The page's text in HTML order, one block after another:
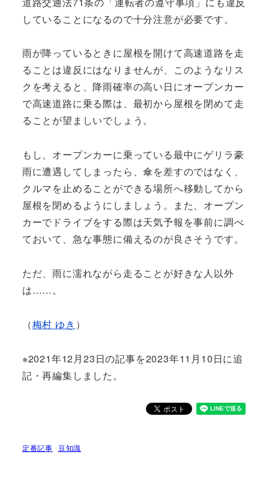
していることになるので十分注意が必要です。
雨が降っているときに屋根を開けて高速道路を走
ることは違反にはなりませんが、このようなリス
クを考えると、降雨確率の高い日にオープンカー
で高速道路に乗る際は、最初から屋根を閉めて走
ることが望ましいでしょう。
もし、オープンカーに乗っている最中にゲリラ豪
雨に遭遇してしまったら、傘を差すのではなく、
クルマを止めることができる場所へ移動してから
屋根を閉めるようにしましょう。また、オープン
カーでドライブをする際は天気予報を事前に調べ
ておいて、急な事態に備えるのが良さそうです。
ただ、雨に濡れながら走ることが好きな人以外
は……。
（梅村 ゆき ）
※2021年12月23日の記事を2023年11月10日に追
記・再編集しました。
定番記事 豆知識